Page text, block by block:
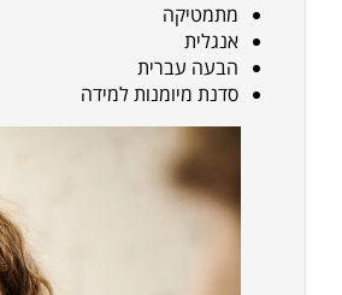
מתמטיקה
אנגלית
הבעה עברית
סדנת מיומנות למידה